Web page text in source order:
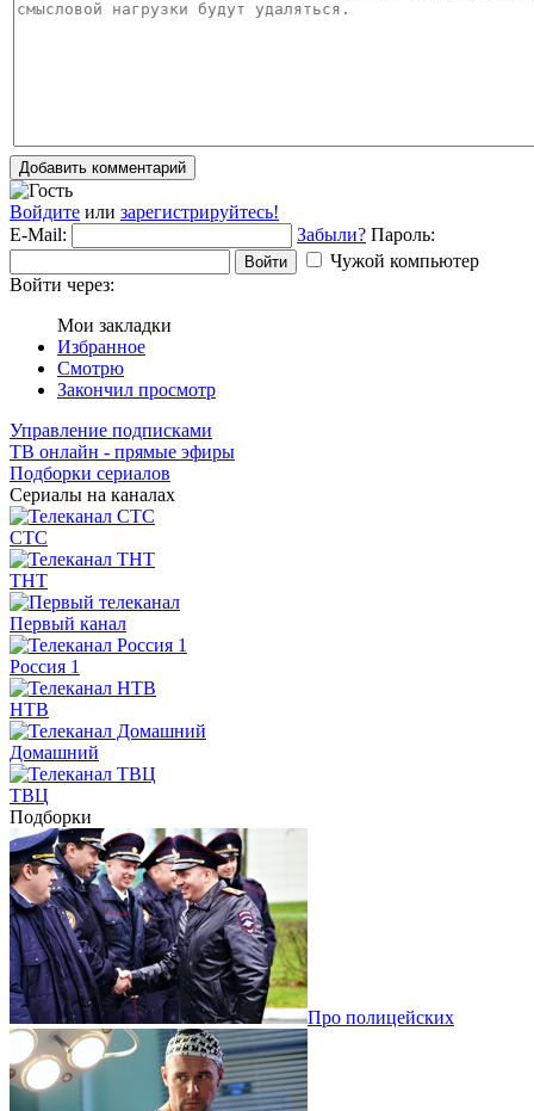
Добавить комментарий
Войдите или зарегистрируйтесь!
E-Mail:
Забыли? Пароль:
Войти
Чужой компьютер
Войти через:
Мои закладки
Избранное
Смотрю
Закончил просмотр
Управление подписками
ТВ онлайн - прямые эфиры
Подборки сериалов
Сериалы на каналах
СТС
ТНТ
Первый канал
Россия 1
НТВ
Домашний
ТВЦ
Подборки
Про полицейских